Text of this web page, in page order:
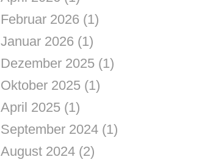
Februar 2026 (1)
Januar 2026 (1)
Dezember 2025 (1)
Oktober 2025 (1)
April 2025 (1)
September 2024 (1)
August 2024 (2)